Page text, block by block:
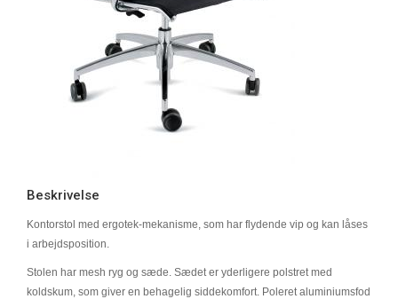
Beskrivelse
Kontorstol med ergotek-mekanisme, som har flydende vip og kan låses
i arbejdsposition.
Stolen har mesh ryg og sæde. Sædet er yderligere polstret med
koldskum, som giver en behagelig siddekomfort. Poleret aluminiumsfod